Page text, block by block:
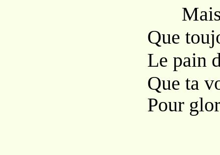
Mais
Que
Le pain
Que ta
Pour